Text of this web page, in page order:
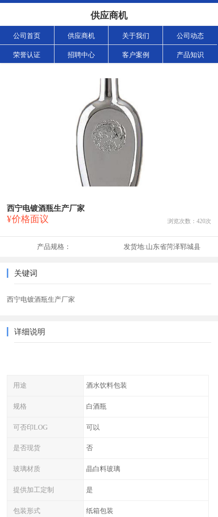
供应商机
公司首页 供应商机 关于我们 公司动态
荣誉认证 招聘中心 客户案例 产品知识
西宁电镀酒瓶生产厂家
¥价格面议 浏览次数： 420次
产品规格： 发货地:山东省菏泽郓城县
关键词
西宁电镀酒瓶生产厂家
详细说明
用途 酒水饮料包装
规格 白酒瓶
可否印LOG 可以
是否现货 否
玻璃材质 晶白料玻璃
提供加工定制 是
包装形式 纸箱包装